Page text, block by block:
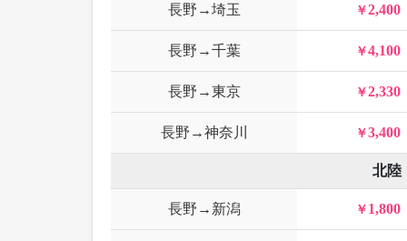
長野→埼玉 2,400
長野→千葉 4,100
長野→東京 2,330
長野→神奈川 3,400
北陸
長野→新潟 1,800